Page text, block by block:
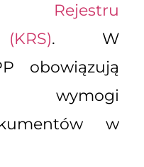
Rejestru
. W
obowiązują
wymogi
w